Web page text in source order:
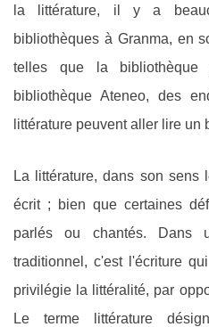
la littérature, il y a
bibliothèques à Granma, en
telles que la
bibliothèque Ateneo, des
littérature peuvent aller lire un
La littérature, dans son sens
écrit ; bien que certaines
parlés ou chantés. Dans
traditionnel, c'est l'écriture
privilégie la littéralité, par
Le terme littérature